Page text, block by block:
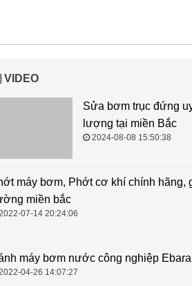
VIDEO
Sửa bơm trục đứng
lượng tại miền Bắc
2024-08-08 15:50:38
Phớt máy bơm, Phớt
Cánh máy bơm nước